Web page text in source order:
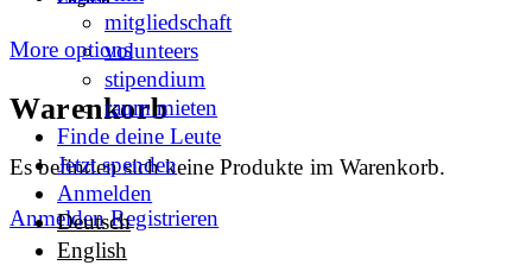
More options
Warenkorb
Es befinden sich keine Produkte im Warenkorb.
Anmelden Registrieren
mitgliedschaft
volunteers
stipendium
raum mieten
Finde deine Leute
Jetzt spenden
Anmelden
Deutsch
English